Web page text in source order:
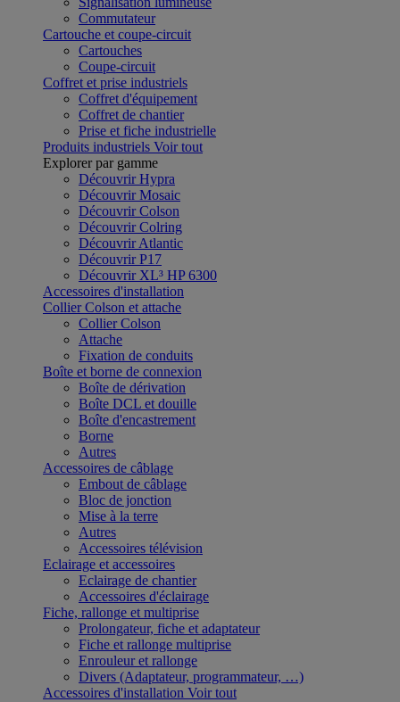
Commutateur
Cartouche et coupe-circuit
Cartouches
Coupe-circuit
Coffret et prise industriels
Coffret d'équipement
Coffret de chantier
Prise et fiche industrielle
Produits industriels Voir tout
Explorer par gamme
Découvrir Hypra
Découvrir Mosaic
Découvrir Colson
Découvrir Colring
Découvrir Atlantic
Découvrir P17
Découvrir XL³ HP 6300
Accessoires d'installation
Collier Colson et attache
Collier Colson
Attache
Fixation de conduits
Boîte et borne de connexion
Boîte de dérivation
Boîte DCL et douille
Boîte d'encastrement
Borne
Autres
Accessoires de câblage
Embout de câblage
Bloc de jonction
Mise à la terre
Autres
Accessoires télévision
Eclairage et accessoires
Eclairage de chantier
Accessoires d'éclairage
Fiche, rallonge et multiprise
Prolongateur, fiche et adaptateur
Fiche et rallonge multiprise
Enrouleur et rallonge
Divers (Adaptateur, programmateur, …)
Accessoires d'installation Voir tout